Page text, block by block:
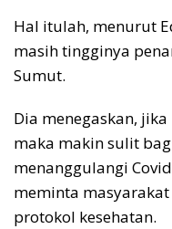
Hal itulah, menurut
masih tingginya
Sumut.
Dia menegaskan,
maka makin sulit
menanggulangi
meminta
protokol kesehatan.